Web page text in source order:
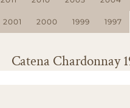
2001 2000 1999 1997
Catena Chardonnay